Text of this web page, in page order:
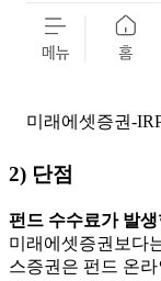
미래에셋증권-
2) 단점
펀드 수수료가 발
미래에셋증권보다
스증권은 펀드 온